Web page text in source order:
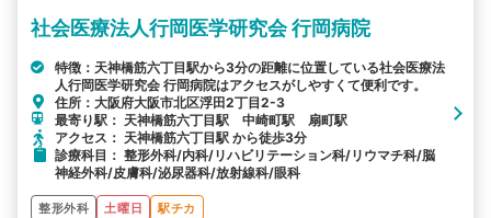
社会医療法人行岡医学研究会 行岡病院
特徴：天神橋筋六丁目駅から3分の距離に位置している社会医療法
人行岡医学研究会 行岡病院はアクセスがしやすくて便利です。
住所：大阪府大阪市北区浮田2丁目2-3
最寄り駅： 天神橋筋六丁目駅 中崎町駅 扇町駅
アクセス： 天神橋筋六丁目駅 から徒歩3分
診療科目： 整形外科/内科/リハビリテーション科/リウマチ科/脳
神経外科/皮膚科/泌尿器科/放射線科/眼科
整形外科 土曜日 駅チカ